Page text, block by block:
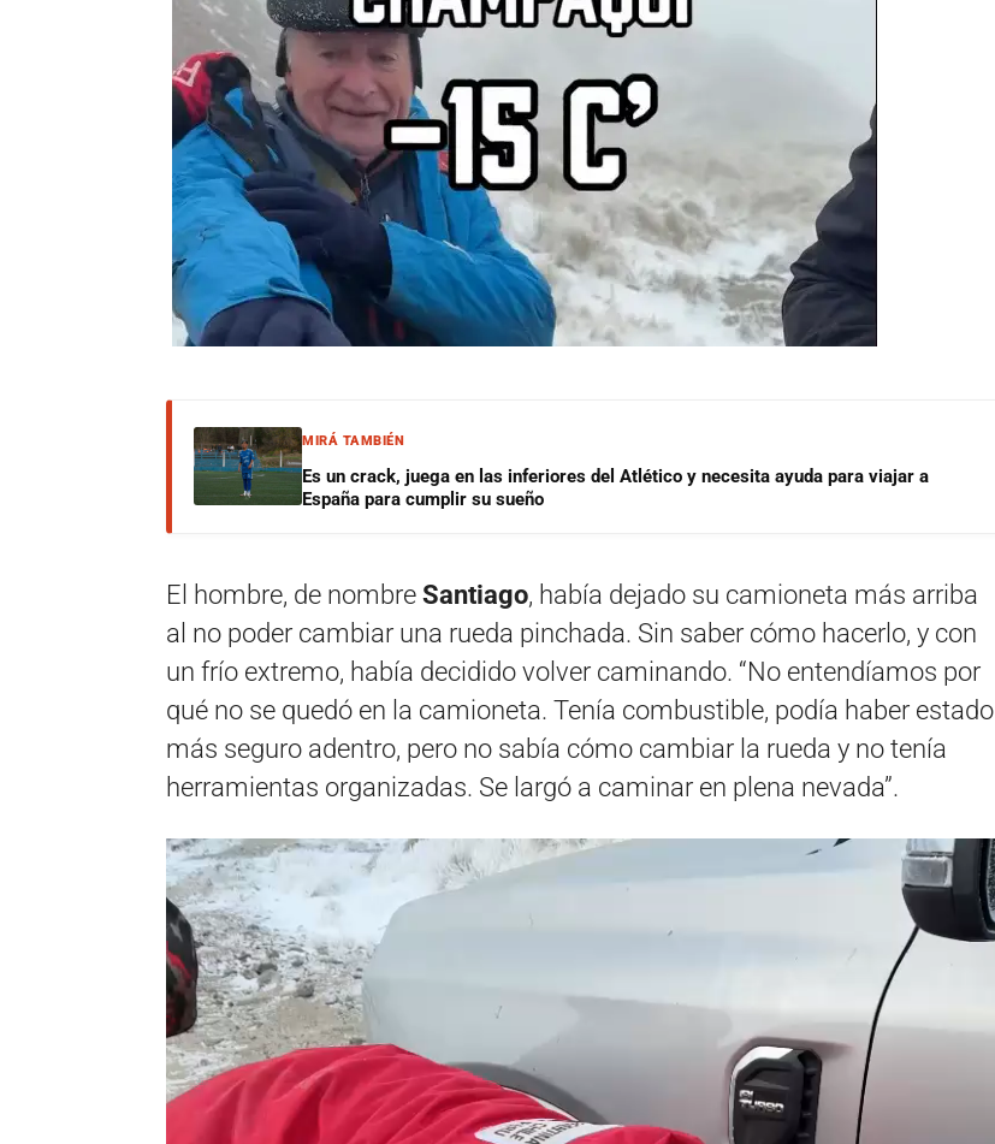
MIRÁ TAMBIÉN
Es un crack, juega en las inferiores del Atlético y necesita ayuda para viajar a
España para cumplir su sueño
El hombre, de nombre Santiago, había dejado su camioneta más arriba
al no poder cambiar una rueda pinchada. Sin saber cómo hacerlo, y con
un frío extremo, había decidido volver caminando. “No entendíamos por
qué no se quedó en la camioneta. Tenía combustible, podía haber estado
más seguro adentro, pero no sabía cómo cambiar la rueda y no tenía
herramientas organizadas. Se largó a caminar en plena nevada”.
Reproductor
de
vídeo